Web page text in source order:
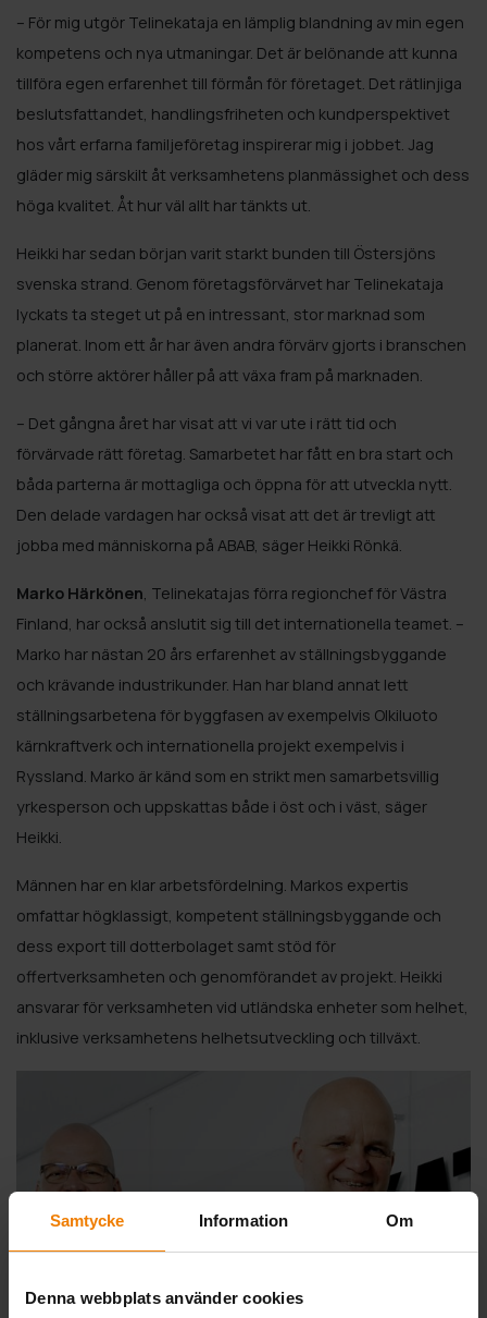
Samtycke Information Om
Denna webbplats använder cookies
– För mig utgör Telinekataja en lämplig blandning av min egen
kompetens och nya utmaningar. Det är belönande att kunna
tillföra egen erfarenhet till förmån för företaget. Det rätlinjiga
beslutsfattandet, handlingsfriheten och kundperspektivet
hos vårt erfarna familjeföretag inspirerar mig i jobbet. Jag
gläder mig särskilt åt verksamhetens planmässighet och dess
höga kvalitet. Åt hur väl allt har tänkts ut.
Heikki har sedan början varit starkt bunden till Östersjöns
svenska strand. Genom företagsförvärvet har Telinekataja
lyckats ta steget ut på en intressant, stor marknad som
planerat. Inom ett år har även andra förvärv gjorts i branschen
och större aktörer håller på att växa fram på marknaden.
– Det gångna året har visat att vi var ute i rätt tid och
förvärvade rätt företag. Samarbetet har fått en bra start och
båda parterna är mottagliga och öppna för att utveckla nytt.
Den delade vardagen har också visat att det är trevligt att
jobba med människorna på ABAB, säger Heikki Rönkä.
Marko Härkönen, Telinekatajas förra regionchef för Västra
Finland, har också anslutit sig till det internationella teamet. –
Marko har nästan 20 års erfarenhet av ställningsbyggande
och krävande industrikunder. Han har bland annat lett
ställningsarbetena för byggfasen av exempelvis Olkiluoto
kärnkraftverk och internationella projekt exempelvis i
Ryssland. Marko är känd som en strikt men samarbetsvillig
yrkesperson och uppskattas både i öst och i väst, säger
Heikki.
Männen har en klar arbetsfördelning. Markos expertis
omfattar högklassigt, kompetent ställningsbyggande och
dess export till dotterbolaget samt stöd för
offertverksamheten och genomförandet av projekt. Heikki
ansvarar för verksamheten vid utländska enheter som helhet,
inklusive verksamhetens helhetsutveckling och tillväxt.